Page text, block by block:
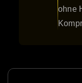
ohne